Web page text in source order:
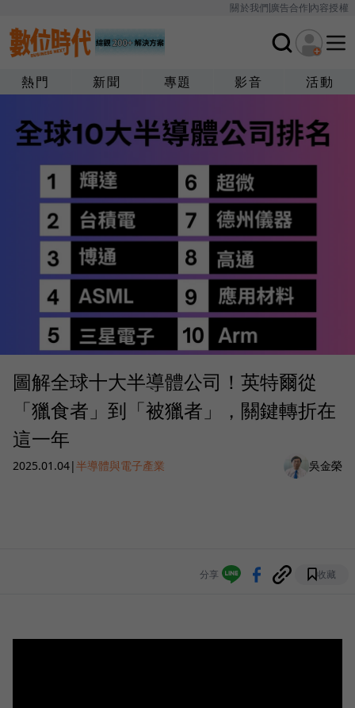
關於我們廣告合作內容授權
熱門 新聞 專題 影音 活動
圖解全球十大半導體公司！英特爾從
「獵食者」到「被獵者」，關鍵轉折在
這一年
2025.01.04|半導體與電子產業 吳金榮
分享 收藏